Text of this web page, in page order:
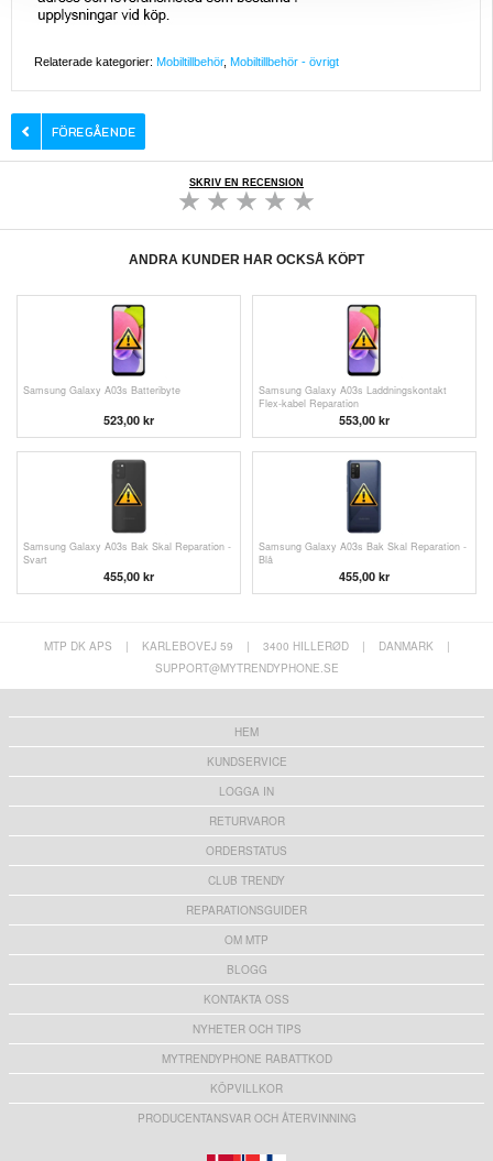
Relaterade kategorier: Mobiltillbehör, Mobiltillbehör - övrigt
SKRIV EN RECENSION
ANDRA KUNDER HAR OCKSÅ KÖPT
Samsung Galaxy A03s Batteribyte
523,00 kr
Samsung Galaxy A03s Laddningskontakt
Flex-kabel Reparation
553,00 kr
Samsung Galaxy A03s Bak Skal Reparation -
Svart
455,00 kr
Samsung Galaxy A03s Bak Skal Reparation -
Blå
455,00 kr
MTP DK APS | KARLEBOVEJ 59 | 3400 HILLERØD | DANMARK
|
SUPPORT@MYTRENDYPHONE.SE
HEM
KUNDSERVICE
LOGGA IN
RETURVAROR
ORDERSTATUS
CLUB TRENDY
REPARATIONSGUIDER
OM MTP
BLOGG
KONTAKTA OSS
NYHETER OCH TIPS
MYTRENDYPHONE RABATTKOD
KÖPVILLKOR
PRODUCENTANSVAR OCH ÅTERVINNING